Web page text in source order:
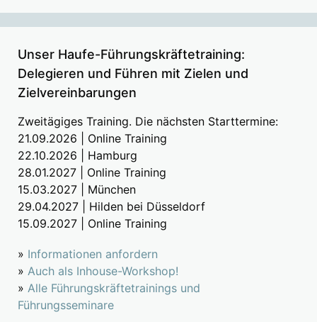
Unser Haufe-Führungskräftetraining:
Delegieren und Führen mit Zielen und
Zielvereinbarungen
Zweitägiges Training. Die nächsten Starttermine:
21.09.2026 | Online Training
22.10.2026 | Hamburg
28.01.2027 | Online Training
15.03.2027 | München
29.04.2027 | Hilden bei Düsseldorf
15.09.2027 | Online Training
» Informationen anfordern
» Auch als Inhouse-Workshop!
» Alle Führungskräftetrainings und
Führungsseminare